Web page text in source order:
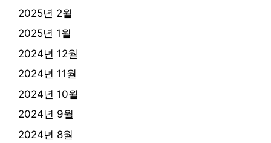
2025년 2월
2025년 1월
2024년 12월
2024년 11월
2024년 10월
2024년 9월
2024년 8월